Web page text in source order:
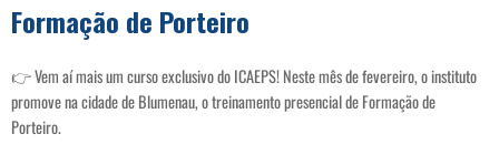
Formação de Porteiro
👉 Vem aí mais um curso exclusivo do ICAEPS! Neste mês de fevereiro, o instituto
promove na cidade de Blumenau, o treinamento presencial de Formação de
Porteiro.